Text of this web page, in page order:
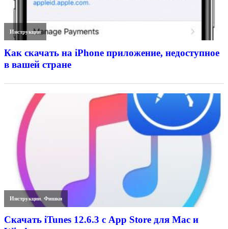
Инструкции
Как скачать на iPhone приложение, недоступное
в вашей стране
Инструкции,Фишки
Скачать iTunes 12.6.3 с App Store для Mac и